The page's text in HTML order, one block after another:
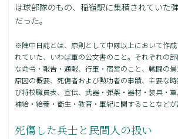
は球部隊のもの、稲嶺駅に集積されていた
だった。
※陣中日誌とは、原則として中隊以上において作
れていた、いわば軍の公文書のこと。それぞれの
な命令・報告・通報、行軍・宿営のこと、戦闘の
原因の概要、死傷者および勲功者の事蹟、主要な
び将校職員表、宣伝、武器・弾薬・器材・装具・軍
補給・給養・衛生・教育・軍紀に関することなどが
死傷した兵士と民間人の扱い